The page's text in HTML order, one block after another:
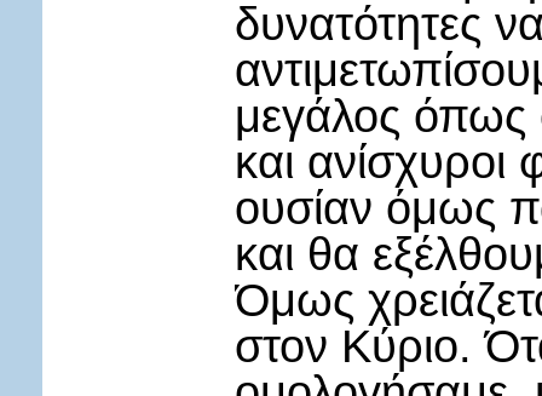
δυνατότητες
μεγάλος όπως
και ανίσχυροι
ουσίαν όμως
και θα
Όμως
στον Κύριο.